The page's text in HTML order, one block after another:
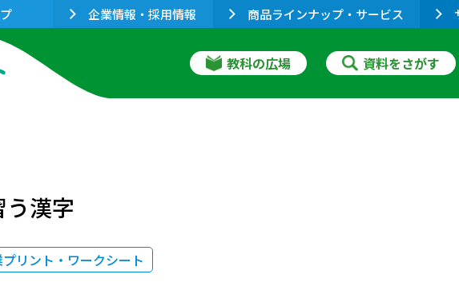
企業情報・採用情報 商品ラインナップ・サービス
教科の広場 資料をさがす
う漢字
リント・ワークシート